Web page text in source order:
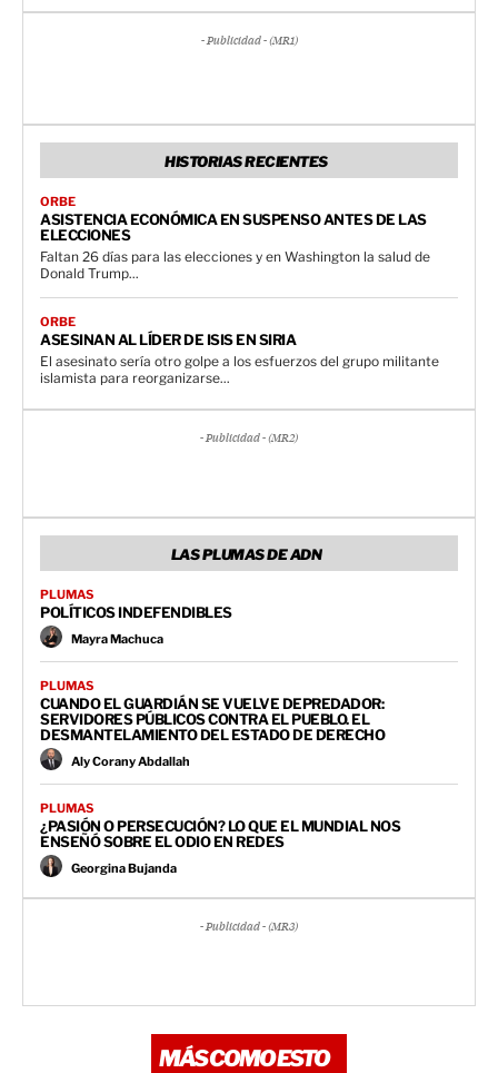
- Publicidad - (MR1)
HISTORIAS RECIENTES
ORBE
ASISTENCIA ECONÓMICA EN SUSPENSO ANTES DE LAS
ELECCIONES
Faltan 26 días para las elecciones y en Washington la salud de
Donald Trump...
ORBE
ASESINAN AL LÍDER DE ISIS EN SIRIA
El asesinato sería otro golpe a los esfuerzos del grupo militante
islamista para reorganizarse...
- Publicidad - (MR2)
LAS PLUMAS DE ADN
PLUMAS
POLÍTICOS INDEFENDIBLES
Mayra Machuca
PLUMAS
CUANDO EL GUARDIÁN SE VUELVE DEPREDADOR:
SERVIDORES PÚBLICOS CONTRA EL PUEBLO. EL
DESMANTELAMIENTO DEL ESTADO DE DERECHO
Aly Corany Abdallah
PLUMAS
¿PASIÓN O PERSECUCIÓN? LO QUE EL MUNDIAL NOS
ENSEÑÓ SOBRE EL ODIO EN REDES
Georgina Bujanda
- Publicidad - (MR3)
MÁS COMO ESTO